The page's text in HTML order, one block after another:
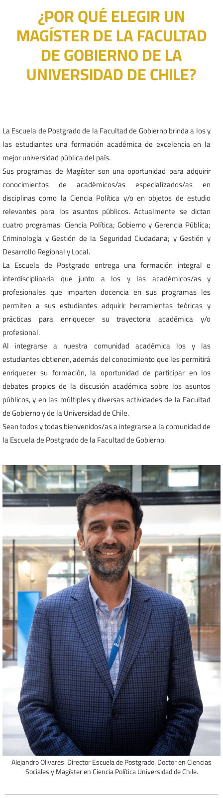
¿POR QUÉ ELEGIR UN
MAGÍSTER DE LA FACULTAD
DE GOBIERNO DE LA
UNIVERSIDAD DE CHILE?
La Escuela de Postgrado de la Facultad de Gobierno brinda a los y
las estudiantes una formación académica de excelencia en la
mejor universidad pública del país.
Sus programas de Magíster son una oportunidad para adquirir
conocimientos de académicos/as especializados/as en
disciplinas como la Ciencia Política y/o en objetos de estudio
relevantes para los asuntos públicos. Actualmente se dictan
cuatro programas: Ciencia Política; Gobierno y Gerencia Pública;
Criminología y Gestión de la Seguridad Ciudadana; y Gestión y
Desarrollo Regional y Local.
La Escuela de Postgrado entrega una formación integral e
interdisciplinaria que junto a los y las académicos/as y
profesionales que imparten docencia en sus programas les
permiten a sus estudiantes adquirir herramientas teóricas y
prácticas para enriquecer su trayectoria académica y/o
profesional.
Al integrarse a nuestra comunidad académica los y las
estudiantes obtienen, además del conocimiento que les permitirá
enriquecer su formación, la oportunidad de participar en los
debates propios de la discusión académica sobre los asuntos
públicos, y en las múltiples y diversas actividades de la Facultad
de Gobierno y de la Universidad de Chile.
Sean todos y todas bienvenidos/as a integrarse a la comunidad de
la Escuela de Postgrado de la Facultad de Gobierno.
Alejandro Olivares. Director Escuela de Postgrado. Doctor en Ciencias
Sociales y Magíster en Ciencia Política Universidad de Chile.